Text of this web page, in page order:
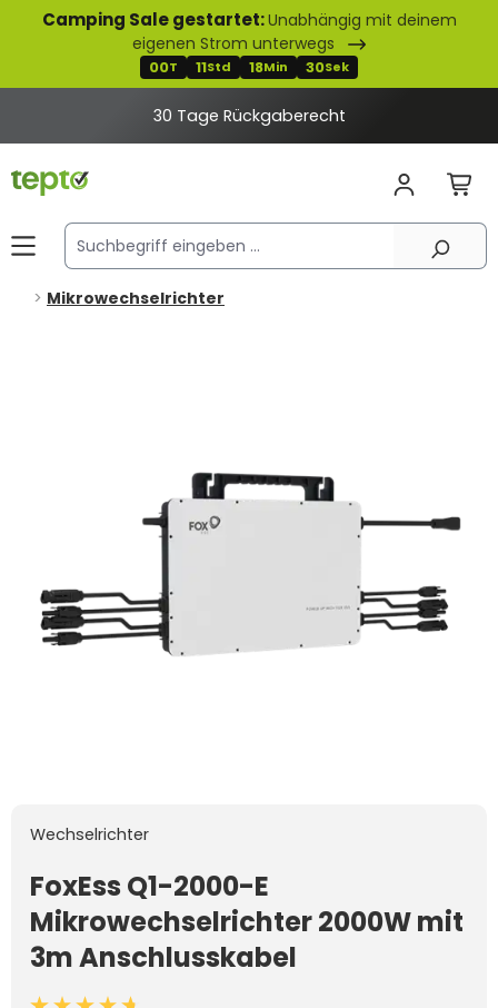
springen
Camping Sale gestartet:Unabhängig mit deinem
eigenen Strom unterwegs
00T 11Std 18Min 30Sek
30 Tage Rückgaberecht
Mikrowechselrichter
Wechselrichter
FoxEss Q1-2000-E
Mikrowechselrichter 2000W mit
3m Anschlusskabel